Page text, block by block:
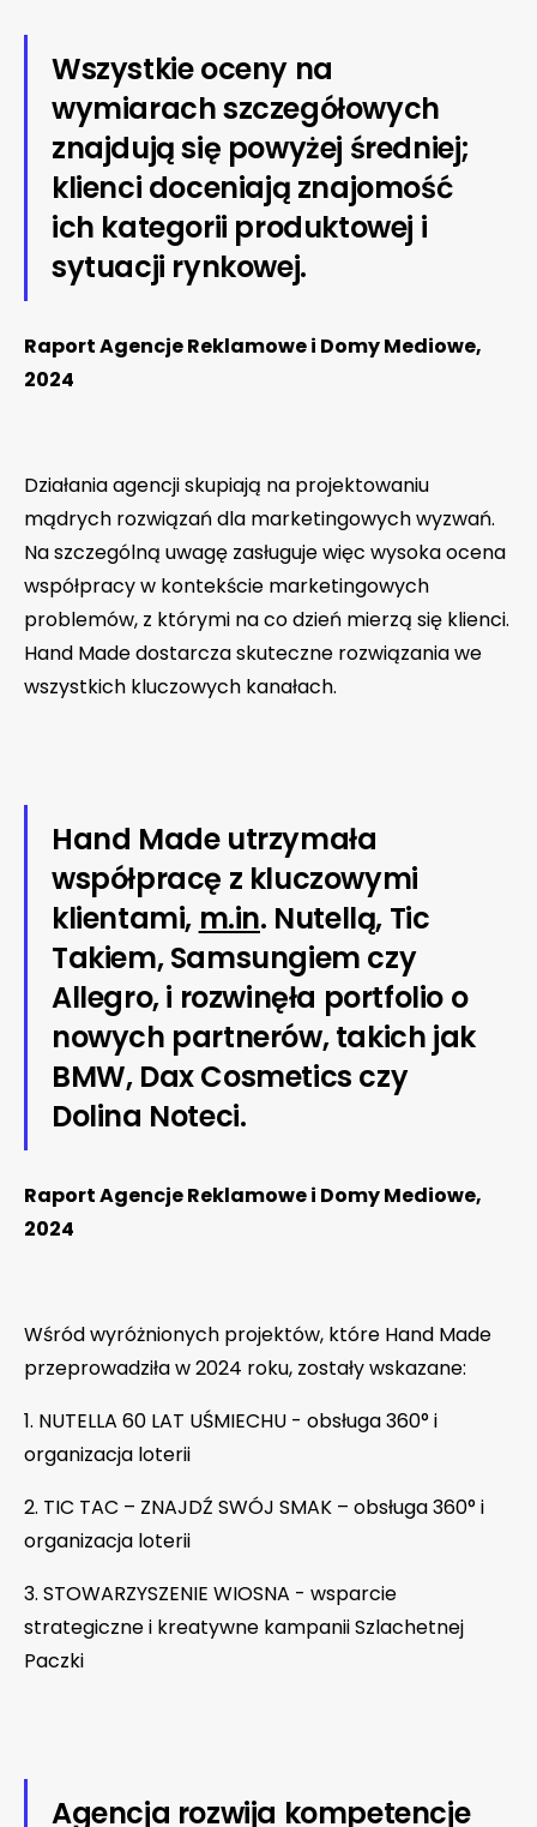
Wszystkie oceny na
wymiarach szczegółowych
znajdują się powyżej średniej;
klienci doceniają znajomość
ich kategorii produktowej i
sytuacji rynkowej.
Raport Agencje Reklamowe i Domy Mediowe,
2024
Działania agencji skupiają na projektowaniu
mądrych rozwiązań dla marketingowych wyzwań.
Na szczególną uwagę zasługuje więc wysoka ocena
współpracy w kontekście marketingowych
problemów, z którymi na co dzień mierzą się klienci.
Hand Made dostarcza skuteczne rozwiązania we
wszystkich kluczowych kanałach.
Hand Made utrzymała
współpracę z kluczowymi
klientami, m.in. Nutellą, Tic
Takiem, Samsungiem czy
Allegro, i rozwinęła portfolio o
nowych partnerów, takich jak
BMW, Dax Cosmetics czy
Dolina Noteci.
Raport Agencje Reklamowe i Domy Mediowe,
2024
Wśród wyróżnionych projektów, które Hand Made
przeprowadziła w 2024 roku, zostały wskazane:
1. NUTELLA 60 LAT UŚMIECHU - obsługa 360° i
organizacja loterii
2. TIC TAC – ZNAJDŹ SWÓJ SMAK – obsługa 360° i
organizacja loterii
3. STOWARZYSZENIE WIOSNA - wsparcie
strategiczne i kreatywne kampanii Szlachetnej
Paczki
Agencja rozwija kompetencje